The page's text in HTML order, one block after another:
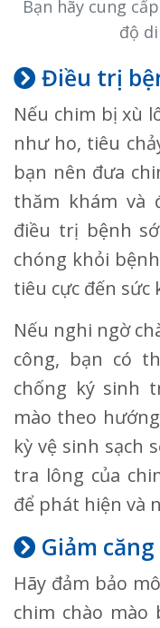
Bạn hãy cung
độ
Điều trị
Nếu chim bị xù
như ho, tiêu
bạn nên đưa
thăm khám và
điều trị bệnh
chóng khỏi
tiêu cực đến sức
Nếu nghi ngờ
công, bạn có
chống ký sinh
mào theo
kỳ vệ sinh sạch
tra lông của
để phát hiện và
Giảm
Hãy đảm bảo
chim chào mào